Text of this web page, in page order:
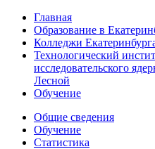
Главная
Образование в
Колледжи
Технологический
исследовательского
Лесной
Обучение
Общие сведения
Обучение
Статистика